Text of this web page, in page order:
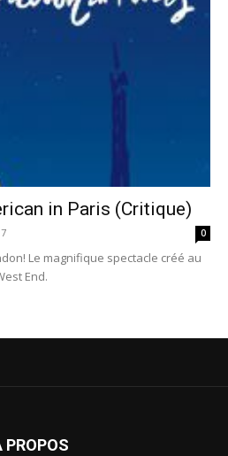
in Paris (Critique)
0
Le magnifique spectacle créé au
End.
PROPOS